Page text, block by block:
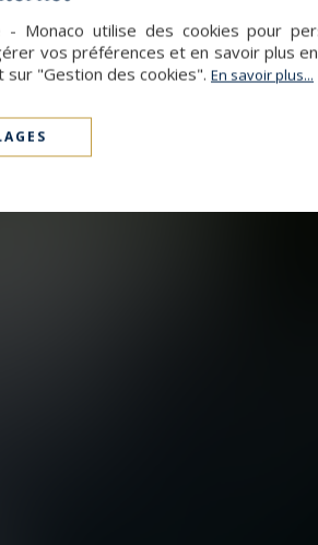
- Monaco utilise des cookies pour
vos préférences et en savoir plus
sur "Gestion des cookies". En savoir plus...